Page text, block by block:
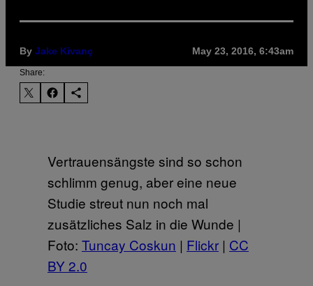
By Jake Kivanç May 23, 2016, 6:43am
Share:
Vertrauensängste sind so schon
schlimm genug, aber eine neue
Studie streut nun noch mal
zusätzliches Salz in die Wunde |
Foto: Tuncay Coskun | Flickr | CC
BY 2.0